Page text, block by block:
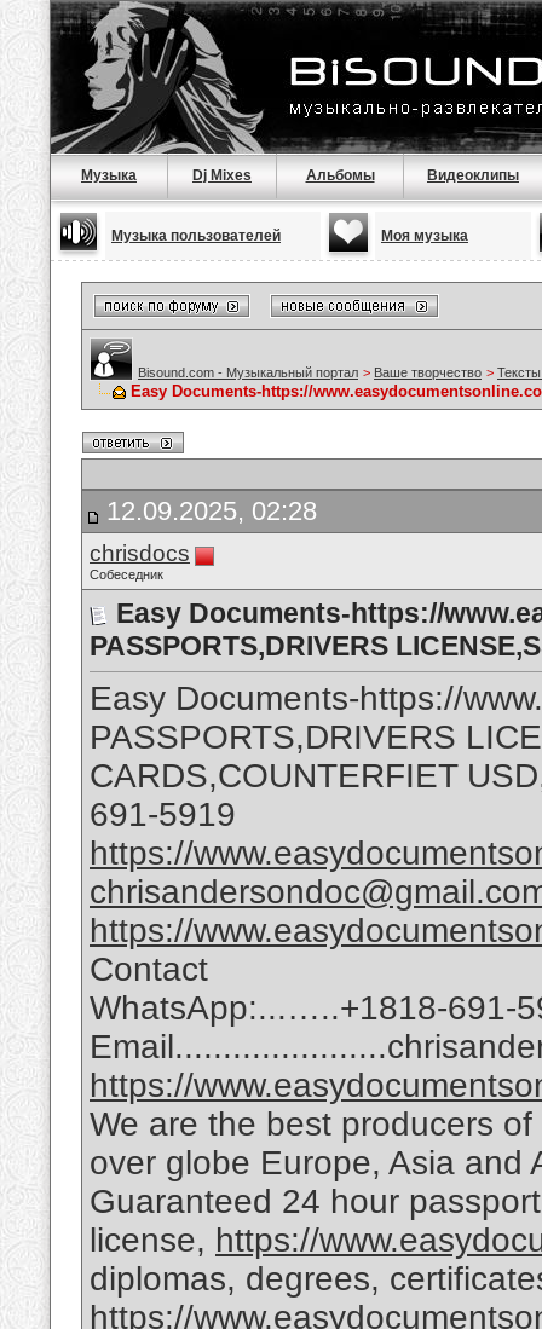
Музыка Dj Mixes Альбомы Видеоклипы
Музыка пользователей Моя музыка
Bisound.com - Музыкальный портал > Ваше творчество >
Easy Documents-https://
12.09.2025, 02:28
chrisdocs
Собеседник
Easy Documents-https://
PASSPORTS,DRIVERS
Easy Documents-https://
PASSPORTS,DRIVERS
CARDS,COUNTERFIET
691-5919
https://
https://
Contact
WhatsApp:...…..+1818-691-
https://
We are the best producers
over globe Europe, Asia and
Guaranteed 24 hour
license, https://
diplomas, degrees,
https://